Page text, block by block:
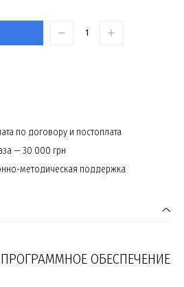
по договору и постоплата
— 30 000 грн
методическая поддержка
ОБЕСПЕЧЕНИЕ